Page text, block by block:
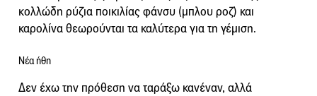
κολλώδη ρύζια ποικιλίας φάνσυ (μπλου ροζ) και
καρολίνα θεωρούνται τα καλύτερα για τη γέμιση.
Νέα ήθη
Δεν έχω την πρόθεση να ταράξω κανέναν, αλλά